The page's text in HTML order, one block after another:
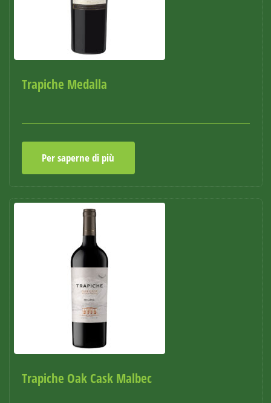
Trapiche Medalla
Per saperne di più
Trapiche Oak Cask Malbec